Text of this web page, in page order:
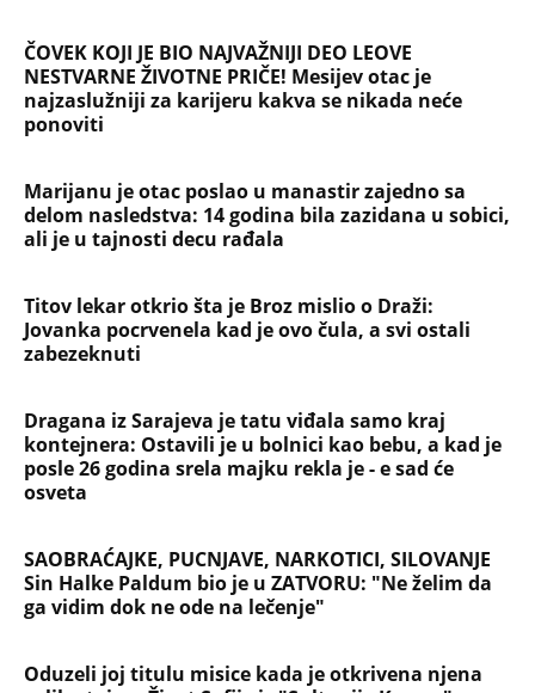
ČOVEK KOJI JE BIO NAJVAŽNIJI DEO LEOVE
NESTVARNE ŽIVOTNE PRIČE! Mesijev otac je
najzaslužniji za karijeru kakva se nikada neće
ponoviti
Marijanu je otac poslao u manastir zajedno sa
delom nasledstva: 14 godina bila zazidana u sobici,
ali je u tajnosti decu rađala
Titov lekar otkrio šta je Broz mislio o Draži:
Jovanka pocrvenela kad je ovo čula, a svi ostali
zabezeknuti
Dragana iz Sarajeva je tatu viđala samo kraj
kontejnera: Ostavili je u bolnici kao bebu, a kad je
posle 26 godina srela majku rekla je - e sad će
osveta
SAOBRAĆAJKE, PUCNJAVE, NARKOTICI, SILOVANJE
Sin Halke Paldum bio je u ZATVORU: "Ne želim da
ga vidim dok ne ode na lečenje"
Oduzeli joj titulu misice kada je otkrivena njena